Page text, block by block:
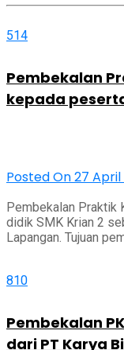
514
Pembekalan
kepada
Posted On 27 April
Pembekalan Praktik
didik SMK Krian 2
Lapangan. Tujuan
810
Pembekalan
dari PT Karya